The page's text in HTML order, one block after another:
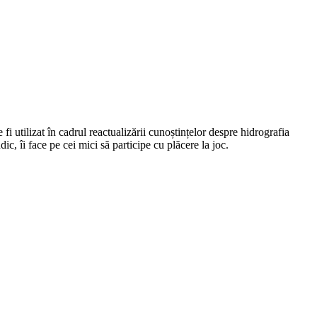
fi utilizat în cadrul reactualizării cunoștințelor despre hidrografia
îi face pe cei mici să participe cu plăcere la joc.